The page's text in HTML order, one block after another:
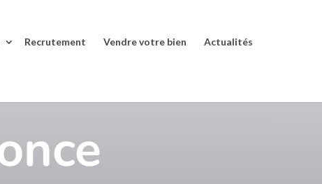
Recrutement Vendre votre bien Actualités